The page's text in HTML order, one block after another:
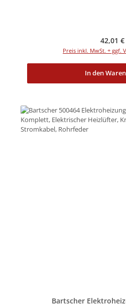
42,01 €
Preis inkl. MwSt. + ggf.
In den
Bartscher